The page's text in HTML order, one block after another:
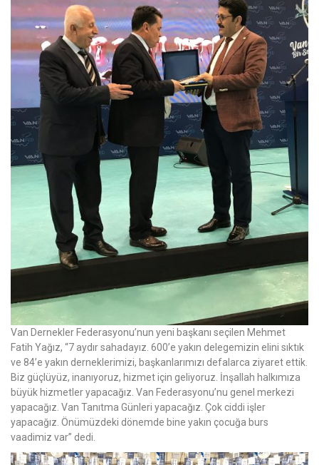
Van Dernekler Federasyonu’nun yeni başkanı seçilen Mehmet
Fatih Yağız, “7 aydır sahadayız. 600’e yakın delegemizin elini sıktık
ve 84’e yakın derneklerimizi, başkanlarımızı defalarca ziyaret ettik.
Biz güçlüyüz, inanıyoruz, hizmet için geliyoruz. İnşallah halkımıza
büyük hizmetler yapacağız. Van Federasyonu’nu genel merkezi
yapacağız. Van Tanıtma Günleri yapacağız. Çok ciddi işler
yapacağız. Önümüzdeki dönemde bine yakın çocuğa burs
vaadimiz var” dedi.